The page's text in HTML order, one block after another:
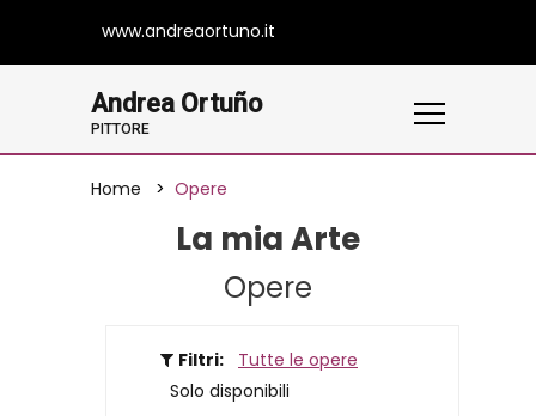
www.andreaortuno.it
Andrea Ortuño
PITTORE
Home Opere
La mia Arte
Opere
Filtri:
Tutte le opere
Solo disponibili